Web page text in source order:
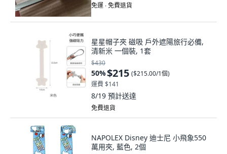
免運 ∙ 免費退貨
星星帽子夾 磁吸 戶外遮陽旅行必備,
清新米 一個裝, 1套
$430
50%$215 ($215.00/1個)
運費 $141
8/19 預計送達
免費退貨
NAPOLEX Disney 迪士尼 小飛象550
萬用夾, 藍色, 2個